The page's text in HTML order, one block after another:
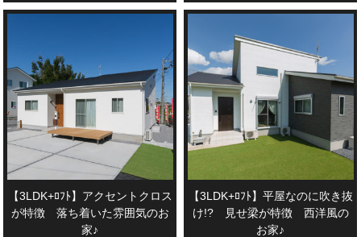
【3LDK+ﾛﾌﾄ】アクセントクロス
が特徴 落ち着いた雰囲気のお
家♪
【3LDK+ﾛﾌﾄ】平屋なのに吹き抜
け!? 見せ梁が特徴 西洋風の
お家♪